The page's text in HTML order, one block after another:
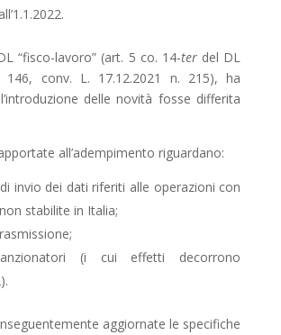
“fisco-lavoro” (art. 5 co. 14-terdel DL
146, conv. L. 17.12.2021 n. 215), ha
delle novità fosse differita
all’adempimento riguardano:
invio dei dati riferiti alle operazioni con
stabilite in Italia;
(i cui effetti decorrono
aggiornate le specifiche